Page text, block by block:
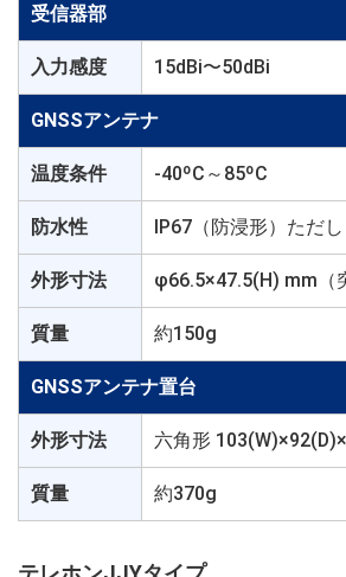
受信器部
入力感度 15dBi〜50dBi
GNSSアンテナ
温度条件 -40ºC～85ºC
防水性 IP67（防浸形）ただ
外形寸法 φ66.5×47.5(H) mm（
質量 約150g
GNSSアンテナ置台
外形寸法 六角形
質量 約370g